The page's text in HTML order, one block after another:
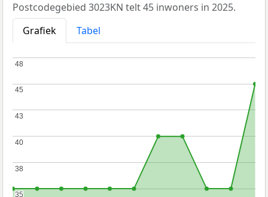
Postcodegebied 3023KN telt 45 inwoners in 2025.
Grafiek
Tabel
35
35
38
38
40
40
43
43
45
45
48
48